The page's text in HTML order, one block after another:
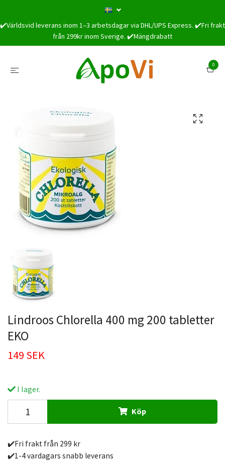
✔️Världsvid leverans inom 1–3 arbetsdagar via DHL/UPS Express. ✔️Fri frakt
från 299kr inom Sverige. ✔️Mängdrabatt
0
Lindroos Chlorella 400 mg 200 tabletter
EKO
149 SEK
I lager.
Köp
✔️Fri frakt från 299 kr
✔️1-4 vardagars snabb leverans